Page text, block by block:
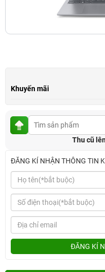
Khuyến mãi
Thu cũ
ĐĂNG KÍ NHẬN THÔNG TIN
ĐĂNG KÍ